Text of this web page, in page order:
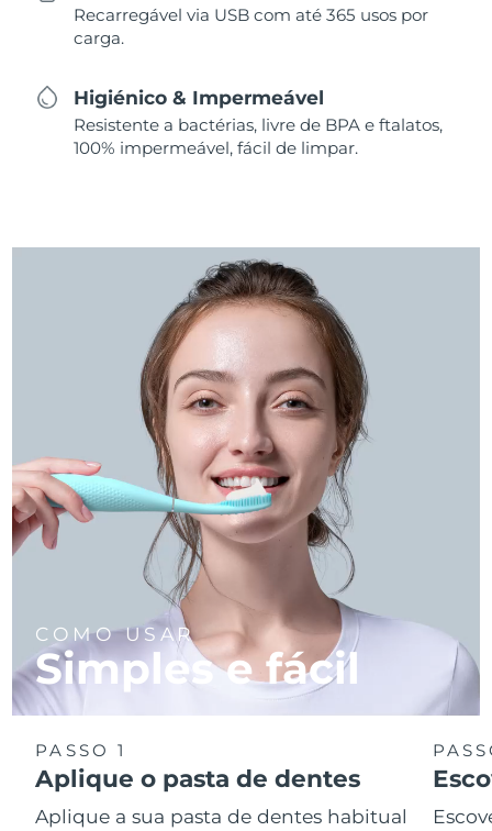
Recarregável via USB com até 365 usos por
carga.
Higiénico & Impermeável
Resistente a bactérias, livre de BPA e ftalatos,
100% impermeável, fácil de limpar.
COMO USAR
Simples e fácil
PASSO 1
Aplique o pasta de dentes
Aplique a sua pasta de dentes habitual